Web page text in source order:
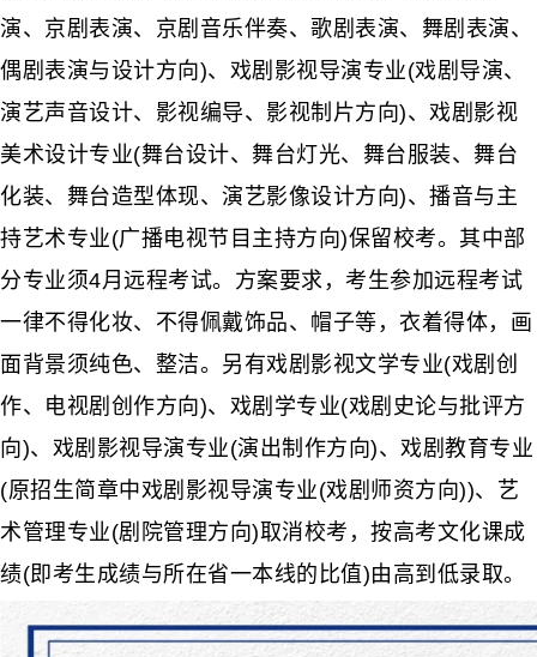
演、京剧表演、京剧音乐伴奏、歌剧表演、舞剧表演、
偶剧表演与设计方向)、戏剧影视导演专业(戏剧导演、
演艺声音设计、影视编导、影视制片方向)、戏剧影视
美术设计专业(舞台设计、舞台灯光、舞台服装、舞台
化装、舞台造型体现、演艺影像设计方向)、播音与主
持艺术专业(广播电视节目主持方向)保留校考。其中部
分专业须4月远程考试。方案要求，考生参加远程考试
一律不得化妆、不得佩戴饰品、帽子等，衣着得体，画
面背景须纯色、整洁。另有戏剧影视文学专业(戏剧创
作、电视剧创作方向)、戏剧学专业(戏剧史论与批评方
向)、戏剧影视导演专业(演出制作方向)、戏剧教育专业
(原招生简章中戏剧影视导演专业(戏剧师资方向))、艺
术管理专业(剧院管理方向)取消校考，按高考文化课成
绩(即考生成绩与所在省一本线的比值)由高到低录取。